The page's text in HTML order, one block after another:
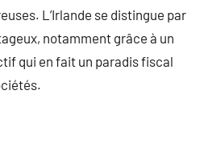
L’Irlande se distingue par
notamment grâce à un
qui en fait un paradis fiscal